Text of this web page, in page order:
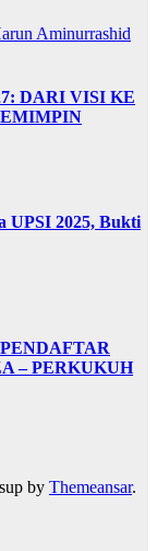
Aminurrashid
DARI VISI KE
UPSI 2025, Bukti
– PERKUKUH
by Themeansar.